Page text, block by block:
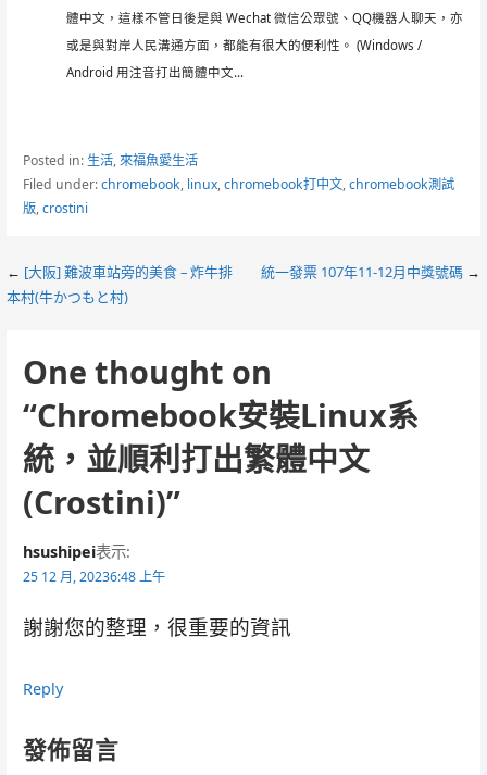
體中文，這樣不管日後是與 Wechat 微信公眾號、QQ機器人聊天，亦
或是與對岸人民溝通方面，都能有很大的便利性。 (Windows /
Android 用注音打出簡體中文...
Posted in: 生活,來福魚愛生活
Filed under:chromebook, linux,chromebook打中文,chromebook測試
版,crostini
Post
← [大阪] 難波車站旁的美食 – 炸牛排
本村(牛かつもと村)
統一發票 107年11-12月中獎號碼→
One thought on
“Chromebook安裝Linux系
統，並順利打出繁體中文
(Crostini)”
hsushipei表示:
25 12 月, 20236:48 上午
謝謝您的整理，很重要的資訊
Reply
發佈留言